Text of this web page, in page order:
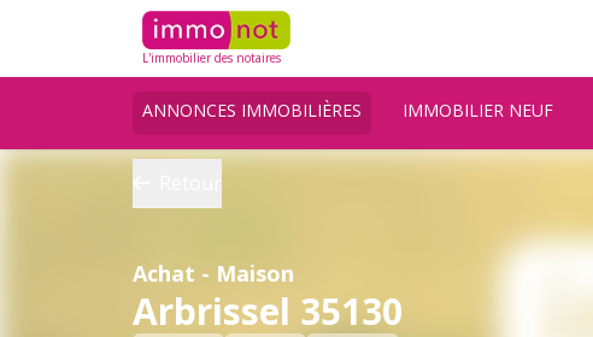
L'immobilier des notaires
ANNONCES IMMOBILIÈRES IMMOBILIER NEUF
Achat - Maison
Arbrissel 35130